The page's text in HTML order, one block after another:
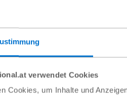
verwendet Cookies
Cookies, um Inhalte und
eine Arbeit, von der
der Welt sind die
und Kinderarbeit sind weit
Job haben. Das Ziel ist,
das Recht auf faire und gute